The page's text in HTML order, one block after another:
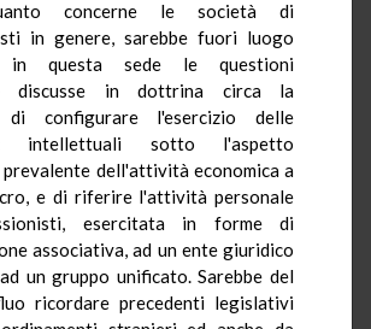
concerne le società di
in genere, sarebbe fuori luogo
in questa sede le questioni
discusse in dottrina circa la
di configurare l'esercizio delle
intellettuali sotto l'aspetto
dell'attività economica a
e di riferire l'attività personale
esercitata in forme di
associativa, ad un ente giuridico
un gruppo unificato. Sarebbe del
ricordare precedenti legislativi